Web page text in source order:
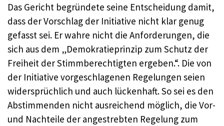
Das Gericht begründete seine Entscheidung damit,
dass der Vorschlag der Initiative nicht klar genug
gefasst sei. Er wahre nicht die Anforderungen, die
sich aus dem „Demokratieprinzip zum Schutz der
Freiheit der Stimmberechtigten ergeben.“. Die von
der Initiative vorgeschlagenen Regelungen seien
widersprüchlich und auch lückenhaft. So sei es den
Abstimmenden nicht ausreichend möglich, die Vor-
und Nachteile der angestrebten Regelung zum